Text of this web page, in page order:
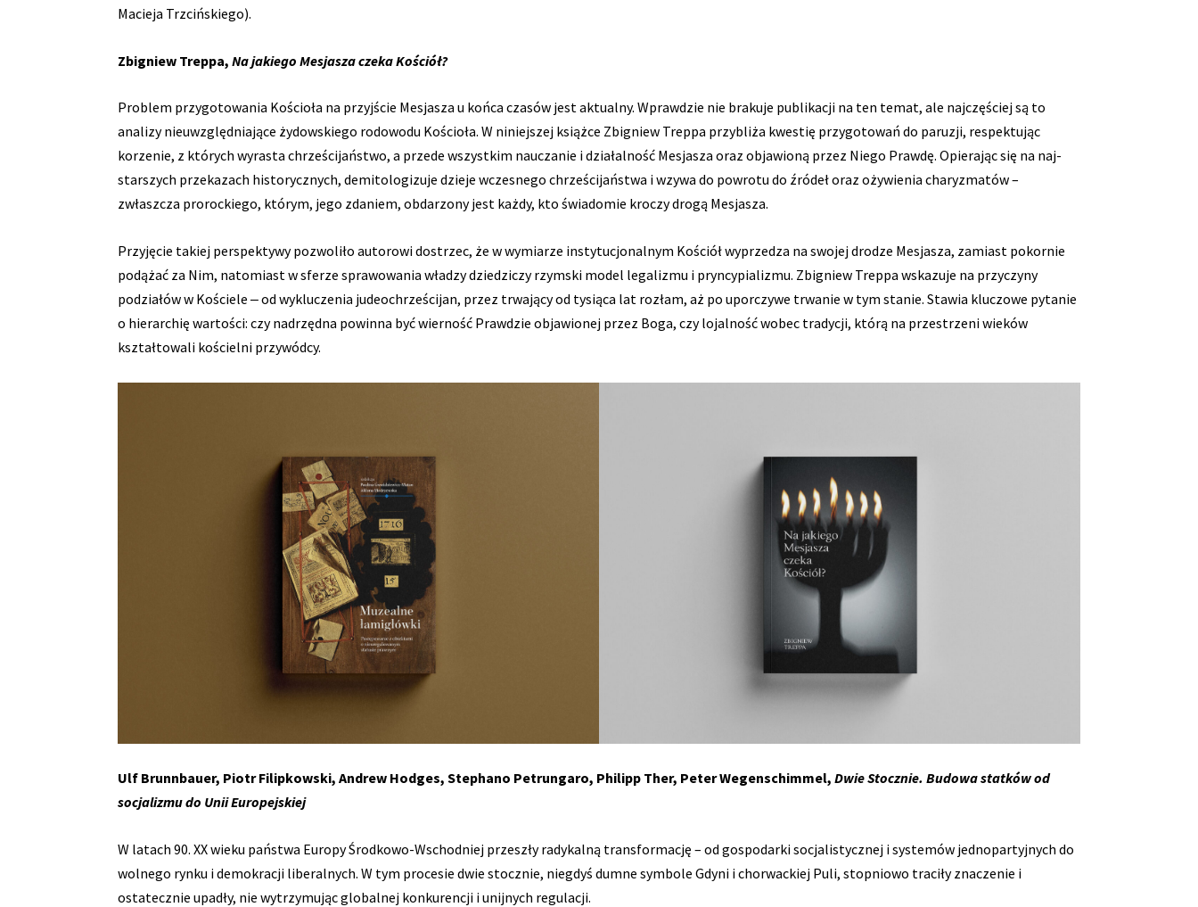
Macieja Trzcińskiego).
Zbigniew Treppa, Na jakiego Mesjasza czeka Kościół?
Problem przygotowania Kościoła na przyjście Mesjasza u końca czasów jest aktualny. Wprawdzie nie brakuje publikacji na ten temat, ale najczęściej są to
analizy nieuwzględniające żydowskiego rodowodu Kościoła. W niniejszej książce Zbigniew Treppa przybliża kwestię przygotowań do paruzji, respektując
korzenie, z których wyrasta chrześcijaństwo, a przede wszystkim nauczanie i działalność Mesjasza oraz objawioną przez Niego Prawdę. Opierając się na naj-
starszych przekazach historycznych, demitologizuje dzieje wczesnego chrześcijaństwa i wzywa do powrotu do źródeł oraz ożywienia charyzmatów –
zwłaszcza prorockiego, którym, jego zdaniem, obdarzony jest każdy, kto świadomie kroczy drogą Mesjasza.
Przyjęcie takiej perspektywy pozwoliło autorowi dostrzec, że w wymiarze instytucjonalnym Kościół wyprzedza na swojej drodze Mesjasza, zamiast pokornie
podążać za Nim, natomiast w sferze sprawowania władzy dziedziczy rzymski model legalizmu i pryncypializmu. Zbigniew Treppa wskazuje na przyczyny
podziałów w Kościele ‒ od wykluczenia judeochrześcijan, przez trwający od tysiąca lat rozłam, aż po uporczywe trwanie w tym stanie. Stawia kluczowe pytanie
o hierarchię wartości: czy nadrzędna powinna być wierność Prawdzie objawionej przez Boga, czy lojalność wobec tradycji, którą na przestrzeni wieków
kształtowali kościelni przywódcy.
Ulf Brunnbauer, Piotr Filipkowski, Andrew Hodges, Stephano Petrungaro, Philipp Ther, Peter Wegenschimmel, Dwie Stocznie. Budowa statków od
socjalizmu do Unii Europejskiej
W latach 90. XX wieku państwa Europy Środkowo-Wschodniej przeszły radykalną transformację – od gospodarki socjalistycznej i systemów jednopartyjnych do
wolnego rynku i demokracji liberalnych. W tym procesie dwie stocznie, niegdyś dumne symbole Gdyni i chorwackiej Puli, stopniowo traciły znaczenie i
ostatecznie upadły, nie wytrzymując globalnej konkurencji i unijnych regulacji.